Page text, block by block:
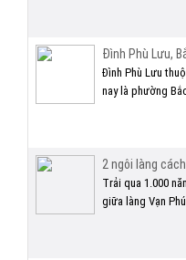
Đình Phù Lưu,
Đình Phù Lưu
nay là phường
2 ngôi làng
Trải qua 1.000
giữa làng Vạn